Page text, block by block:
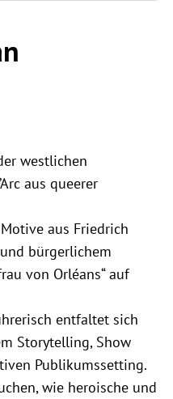
westlichen
aus queerer
aus Friedrich
bürgerlichem
von Orléans“ auf
entfaltet sich
Storytelling, Show
Publikumssetting.
wie heroische und